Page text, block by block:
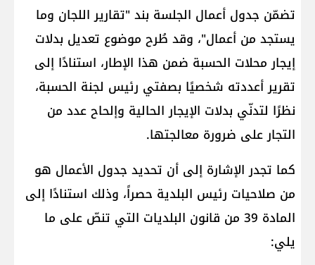
تضمّن جدول أعمال الجلسة بند "تقارير اللجان وما
يستجد من أعمال"، وقد طُرح موضوع تعديل بدلات
إيجار محلات الحسبة ضمن هذا الإطار، استنادًا إلى
تقرير أعددته شخصيًا بصفتي رئيس لجنة الحسبة،
نظرًا لتدنّي بدلات الإيجار الحالية وإلحاح عدد من
التجار على ضرورة معالجتها.
كما تجدر الإشارة إلى أن تحديد جدول الأعمال هو
من صلاحيات رئيس البلدية حصراً، وذلك استنادًا إلى
المادة 39 من قانون البلديات التي تنصّ على ما
يلي: